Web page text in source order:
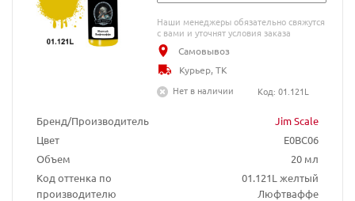
Бренд/Производитель
Jim Scale
Цвет
E0BC06
Объем
20 мл
Код оттенка по
производителю
01.121L желтый
Люфтваффе
Наши менеджеры обязательно свяжутся
с вами и уточнят условия заказа
Самовывоз
Курьер, ТК
Нет в наличии
Код: 01.121L